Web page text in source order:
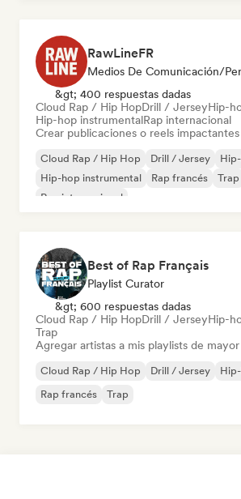
RawLineFR
Medios De Comunicación/
&gt; 400 respuestas dadas
Cloud Rap / Hip HopDrill / JerseyHip-
Hip-hop instrumentalRap internacional
Crear publicaciones o reels
Cloud Rap / Hip Hop Drill / Jersey
Hip-hop instrumental
Rap francés
Trap
Rap internacional
Best of Rap Français
Playlist Curator
&gt; 600 respuestas dadas
Cloud Rap / Hip HopDrill / JerseyHip-
Trap
Agregar artistas a mis playlists de
Cloud Rap / Hip Hop Drill / Jersey
Rap francés
Trap